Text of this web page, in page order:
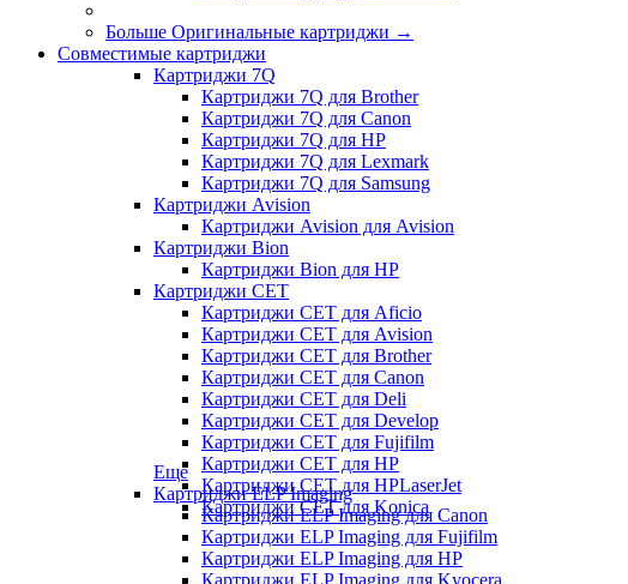
Больше Оригинальные картриджи →
Совместимые картриджи
Картриджи 7Q
Картриджи 7Q для Brother
Картриджи 7Q для Canon
Картриджи 7Q для HP
Картриджи 7Q для Lexmark
Картриджи 7Q для Samsung
Картриджи Avision
Картриджи Avision для Avision
Картриджи Bion
Картриджи Bion для HP
Картриджи CET
Картриджи CET для Aficio
Картриджи CET для Avision
Картриджи CET для Brother
Картриджи CET для Canon
Картриджи CET для Deli
Картриджи CET для Develop
Картриджи CET для Fujifilm
Картриджи CET для HP
Картриджи CET для HPLaserJet
Картриджи CET для Konica
Еще
Картриджи ELP Imaging
Картриджи ELP Imaging для Canon
Картриджи ELP Imaging для Fujifilm
Картриджи ELP Imaging для HP
Картриджи ELP Imaging для Kyocera